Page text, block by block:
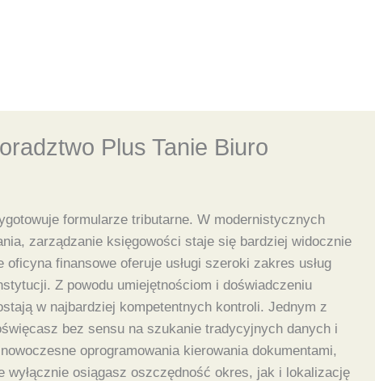
Plus Tanie Biuro
formularze tributarne. W modernistycznych
zarządzanie księgowości staje się bardziej widocznie
finansowe oferuje usługi szeroki zakres usług
Z powodu umiejętnościom i doświadczeniu
w najbardziej kompetentnych kontroli. Jednym z
bez sensu na szukanie tradycyjnych danych i
oprogramowania kierowania dokumentami,
wyłącznie osiągasz oszczędność okres, jak i lokalizację